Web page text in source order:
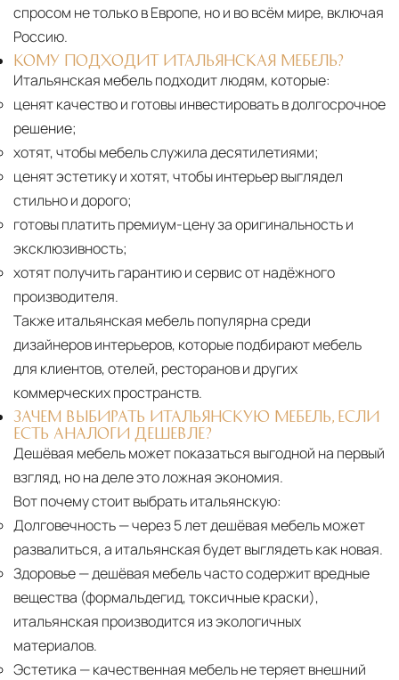
спросом не только в Европе, но и во всём мире, включая
Россию.
КОМУ ПОДХОДИТ ИТАЛЬЯНСКАЯ МЕБЕЛЬ?
Итальянская мебель подходит людям, которые:
ценят качество и готовы инвестировать в долгосрочное
решение;
хотят, чтобы мебель служила десятилетиями;
ценят эстетику и хотят, чтобы интерьер выглядел
стильно и дорого;
готовы платить премиум-цену за оригинальность и
эксклюзивность;
хотят получить гарантию и сервис от надёжного
производителя.
Также итальянская мебель популярна среди
дизайнеров интерьеров, которые подбирают мебель
для клиентов, отелей, ресторанов и других
коммерческих пространств.
ЗАЧЕМ ВЫБИРАТЬ ИТАЛЬЯНСКУЮ МЕБЕЛЬ, ЕСЛИ
ЕСТЬ АНАЛОГИ ДЕШЕВЛЕ?
Дешёвая мебель может показаться выгодной на первый
взгляд, но на деле это ложная экономия.
Вот почему стоит выбрать итальянскую:
Долговечность— через 5 лет дешёвая мебель может
развалиться, а итальянская будет выглядеть как новая.
Здоровье— дешёвая мебель часто содержит вредные
вещества (формальдегид, токсичные краски),
итальянская производится из экологичных
материалов.
Эстетика — качественная мебель не теряет внешний